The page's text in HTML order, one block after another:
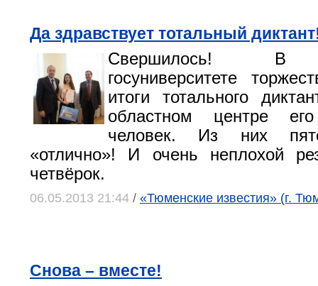
Да здравствует тотальный
Свершилось! В
госуниверситете
итоги тотального
областном центре
человек. Из них
«отлично»! И очень неплохой
четвёрок.
06.05.2013 21:44 / «Тюменские известия» (г.
Снова – вместе!